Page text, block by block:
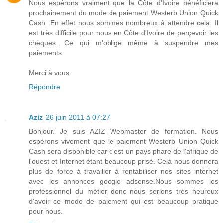
Nous espérons vraiment que la Côte d'Ivoire bénéficiera
prochainement du mode de paiement Westerb Union Quick
Cash. En effet nous sommes nombreux à attendre cela. Il
est très difficile pour nous en Côte d'Ivoire de perçevoir les
chèques. Ce qui m'oblige même à suspendre mes
paiements.
Merci à vous.
Répondre
Aziz 26 juin 2011 à 07:27
Bonjour. Je suis AZIZ Webmaster de formation. Nous
espérons vivement que le paiement Westerb Union Quick
Cash sera disponible car c'est un pays phare de l'afrique de
l'ouest et Internet étant beaucoup prisé. Celà nous donnera
plus de force à travailler à rentabiliser nos sites internet
avec les annonces google adsense.Nous sommes les
professionnel du métier donc nous serions très heureux
d'avoir ce mode de paiement qui est beaucoup pratique
pour nous.